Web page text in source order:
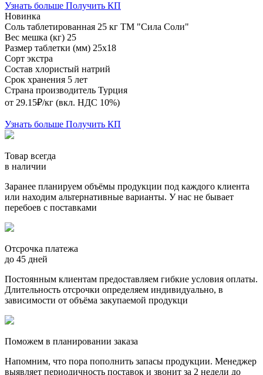
Узнать больше Получить КП
Новинка
Соль таблетированная 25 кг ТМ "Сила Соли"
Вес мешка (кг) 25
Размер таблетки (мм) 25х18
Сорт экстра
Состав хлористый натрий
Срок хранения 5 лет
Страна производитель Турция
от 29.15₽/кг (вкл. НДС 10%)
Узнать больше Получить КП
Товар всегда
в наличии
Заранее планируем объёмы продукции под каждого клиента
или находим альтернативные варианты. У нас не бывает
перебоев с поставками
Отсрочка платежа
до 45 дней
Постоянным клиентам предоставляем гибкие условия оплаты.
Длительность отсрочки определяем индивидуально, в
зависимости от объёма закупаемой продукци
Поможем в планировании заказа
Напомним, что пора пополнить запасы продукции. Менеджер
выявляет периодичность поставок и звонит за 2 недели до